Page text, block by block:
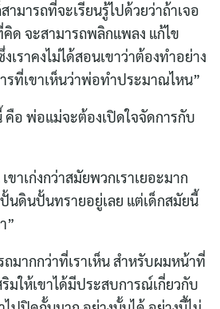
ามารถที่จะเรียนรู้ไปด้วยว่าถ้าเจอ
ด จะสามารถพลิกแพลง แก้ไข
เราคงไม่ได้สอนเขาว่าต้องทำอย่าง
รที่เขาเห็นว่าพ่อทำประมาณไหน”
คือ พ่อแม่จะต้องเปิดใจจัดการกับ
ขาเก่งกว่าสมัยพวกเราเยอะมาก
ปั้นดินปั้นทรายอยู่เลย แต่เด็กสมัยนี้
”
ถมากกว่าที่เราเห็น สำหรับผมหน้าที่
มให้เขาได้มีประสบการณ์เกี่ยวกับ